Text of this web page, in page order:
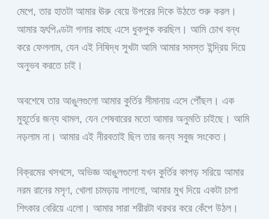
মেপে, তার হাতটা আমার ঊরু বেয়ে উপরের দিকে উঠতে শুরু করল।
আমার হৃৎপিণ্ডটা গলার কাছে এসে ধুকপুক করছিল। আমি চোখ বন্ধ
করে ফেললাম, যেন এই নিষিদ্ধ সুখটা আমি আমার সমস্ত ইন্দ্রিয় দিয়ে
অনুভব করতে চাই।
অবশেষে তার আঙুলগুলো আমার কুর্তির সীমানায় এসে পৌঁছল। এক
মুহূর্তের জন্য থামল, যেন শেষবারের মতো আমার অনুমতি চাইছে। আমি
নড়লাম না। আমার এই নীরবতাই ছিল তার জন্য সবুজ সংকেত।
বিক্রমের খসখসে, অভিজ্ঞ আঙুলগুলো যখন কুর্তির কাপড় সরিয়ে আমার
নরম রানের মসৃণ, খোলা চামড়ায় লাগলো, আমার মুখ দিয়ে একটা চাপা
শিৎকার বেরিয়ে এলো। আমার সারা শরীরটা থরথর করে কেঁপে উঠল।